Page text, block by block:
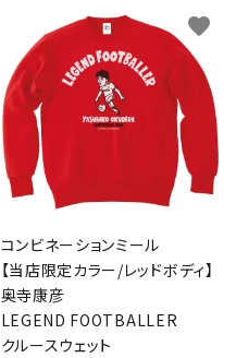
コンビネーションミール
【当店限定カラー/レッドボディ】
奥寺康彦
LEGEND FOOTBALLER
クルースウェット
favorite